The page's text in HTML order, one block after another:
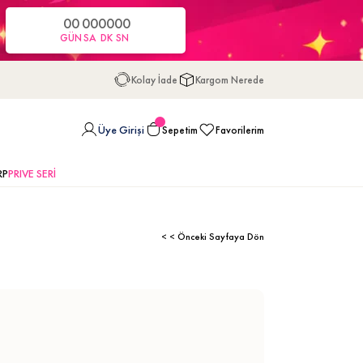
00
GÜN
00
SA
00
DK
00
SN
Kolay İade Kargom Nerede
Üye Girişi Sepetim Favorilerim
PRIVE SERİ
< < Önceki Sayfaya Dön